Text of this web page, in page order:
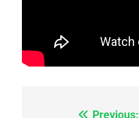
Previous: